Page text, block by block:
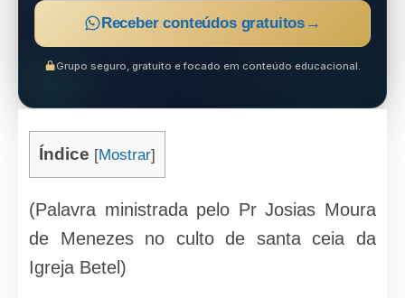
Receber conteúdos gratuitos →
Grupo seguro, gratuito e focado em conteúdo educacional.
Índice [Mostrar]
(Palavra ministrada pelo Pr Josias Moura
de Menezes no culto de santa ceia da
Igreja Betel)